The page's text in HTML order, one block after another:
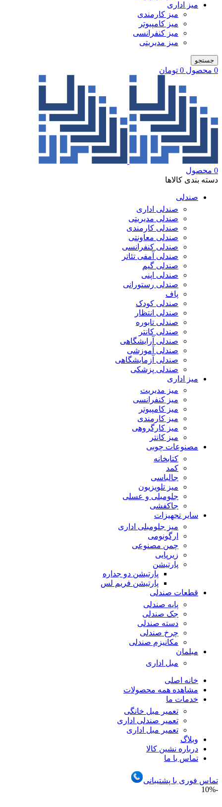
میز اداری
میز کارمندی
میز کامپیوتر
میز کنفرانسی
میز مدیریتی
جستجو
0 محصول 0 تومان
0 محصول
دسته بندی کالاها
صندلی
صندلی اداری
صندلی مدیریتی
صندلی کارمندی
صندلی معاونتی
صندلی کنفرانسی
صندلی آمفی تئاتر
صندلی گیم
صندلی اپنی
صندلی رستورانی
پاف
صندلی کودک
صندلی انتظار
صندلی تابوره
صندلی کانتر
صندلی آرایشگاهی
صندلی آموزشی
صندلی آزمایشگاهی
صندلی پزشکی
میز اداری
میز مدیریت
میز کنفرانسی
میز کامپیوتر
میز کارمندی
میز کارگروهی
میز کانتر
مصنوعات چوبی
کتابخانه
کمد
جالباسی
میز تلویزیون
جلومبلی و عسلی
جاکفشی
سایر تجهیزات
میز جلومبلی اداری
ارگونومی
چمن مصنوعی
زیرپایی
پارتیشن
پارتیشن دو جداره
پارتیشن فریم لس
قطعات صندلی
پایه صندلی
جک صندلی
دسته صندلی
چرخ صندلی
مکانیزم صندلی
مبلمان
مبل اداری
خانه اصلی
مشاهده همه محصولات
خدمات ما
تعمیر مبل خانگی
تعمیر صندلی اداری
تعمیر مبل اداری
وبلاگ
درباره نشین کالا
تماس با ما
تماس فوری با پشتیبانی
-10%